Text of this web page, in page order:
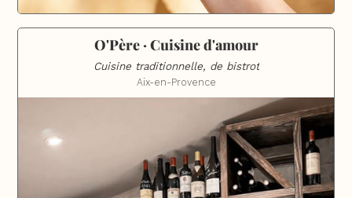
O'Père · Cuisine d'amour
Cuisine traditionnelle, de bistrot
Aix-en-Provence